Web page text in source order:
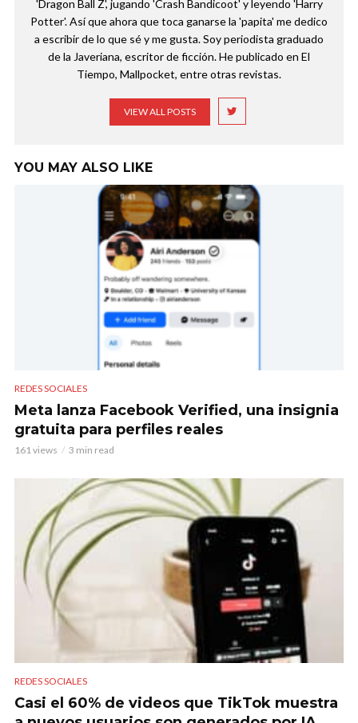
'Dragon Ball Z', jugando 'Crash Bandicoot' y leyendo 'Harry
Potter'. Así que ahora que toca ganarse la 'papita' me dedico
a escribir de lo que sé y me gusta. Soy periodista graduado
de la Javeriana, escritor de ficción. He publicado en El
Tiempo, Mallpocket, entre otras revistas.
VIEW ALL POSTS
YOU MAY ALSO LIKE
REDES SOCIALES
Meta lanza Facebook Verified, una insignia
gratuita para perfiles reales
161 views 3 min read
REDES SOCIALES
Casi el 60% de videos que TikTok muestra